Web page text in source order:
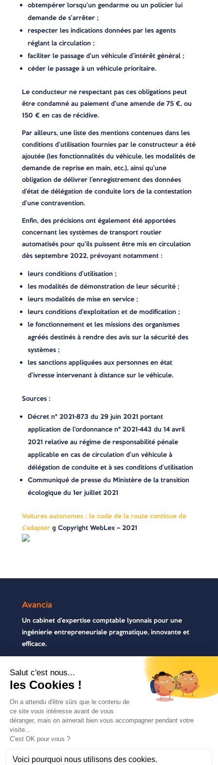
obtempérer lorsqu’un gendarme ou un policier lui
demande de s’arrêter ;
respecter les indications données par les agents
réglant la circulation ;
faciliter le passage d’un véhicule d’intérêt général ;
céder le passage à un véhicule prioritaire.
Le conducteur ne respectant pas ces obligations peut
être condamné au paiement d’une amende de 75 €, ou
150 € en cas de récidive.
Par ailleurs, une liste des mentions contenues dans les
conditions d’utilisation fournies par le constructeur a été
ajoutée (les fonctionnalités du véhicule, les modalités de
demande de reprise en main, etc.), ainsi qu’une
obligation de délivrer l’enregistrement des données
d’état de délégation de conduite lors de la contestation
d’une contravention.
Enfin, des précisions ont également été apportées
concernant les systèmes de transport routier
automatisés pour qu’ils puissent être mis en circulation
dès septembre 2022, prévoyant notamment :
leurs conditions d’utilisation ;
les modalités de démonstration de leur sécurité ;
leurs modalités de mise en service ;
leurs conditions d’exploitation et de modification ;
le fonctionnement et les missions des organismes
agréés destinés à rendre des avis sur la sécurité des
systèmes ;
les sanctions appliquées aux personnes en état
d’ivresse intervenant à distance sur le véhicule.
Sources :
Décret n° 2021-873 du 29 juin 2021 portant
application de l’ordonnance n° 2021-443 du 14 avril
2021 relative au régime de responsabilité pénale
applicable en cas de circulation d’un véhicule à
délégation de conduite et à ses conditions d’utilisation
Communiqué de presse du Ministère de la transition
écologique du 1er juillet 2021
Voitures autonomes : le code de la route continue de
s’adapter© Copyright WebLex – 2021
Avancia
Un cabinet d’expertise comptable lyonnais pour une
ingénierie entrepreneuriale pragmatique, innovante et
efficace.
Contactez-nous
04 72 71 54 72
30, rue Pré Gaudry, 69007 Lyon
contact@avancia.fr